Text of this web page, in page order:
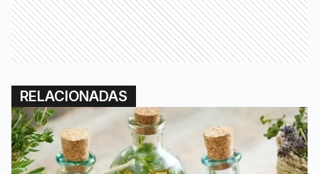
RELACIONADAS